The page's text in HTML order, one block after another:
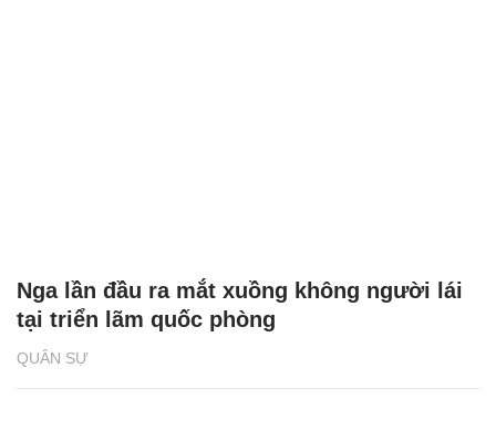
QUÂN SỰ
Nga lần đầu ra mắt xuồng không người lái
tại triển lãm quốc phòng